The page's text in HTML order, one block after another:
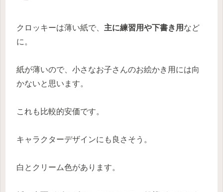
クロッキーは薄い紙で、 主に練習用や下書き用 など
に。
紙が薄いので、小さなお子さんのお絵かき用には向
かないと思います。
これも比較的安価です。
キャラクターデザインにも良さそう。
白とクリーム色があります。